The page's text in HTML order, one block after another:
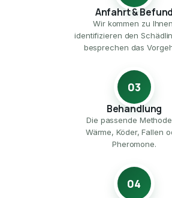
Anfahrt & Befund
Wir kommen zu
identifizieren den
besprechen das
03
Behandlung
Die passende
Wärme, Köder, Fallen
Pheromone.
04